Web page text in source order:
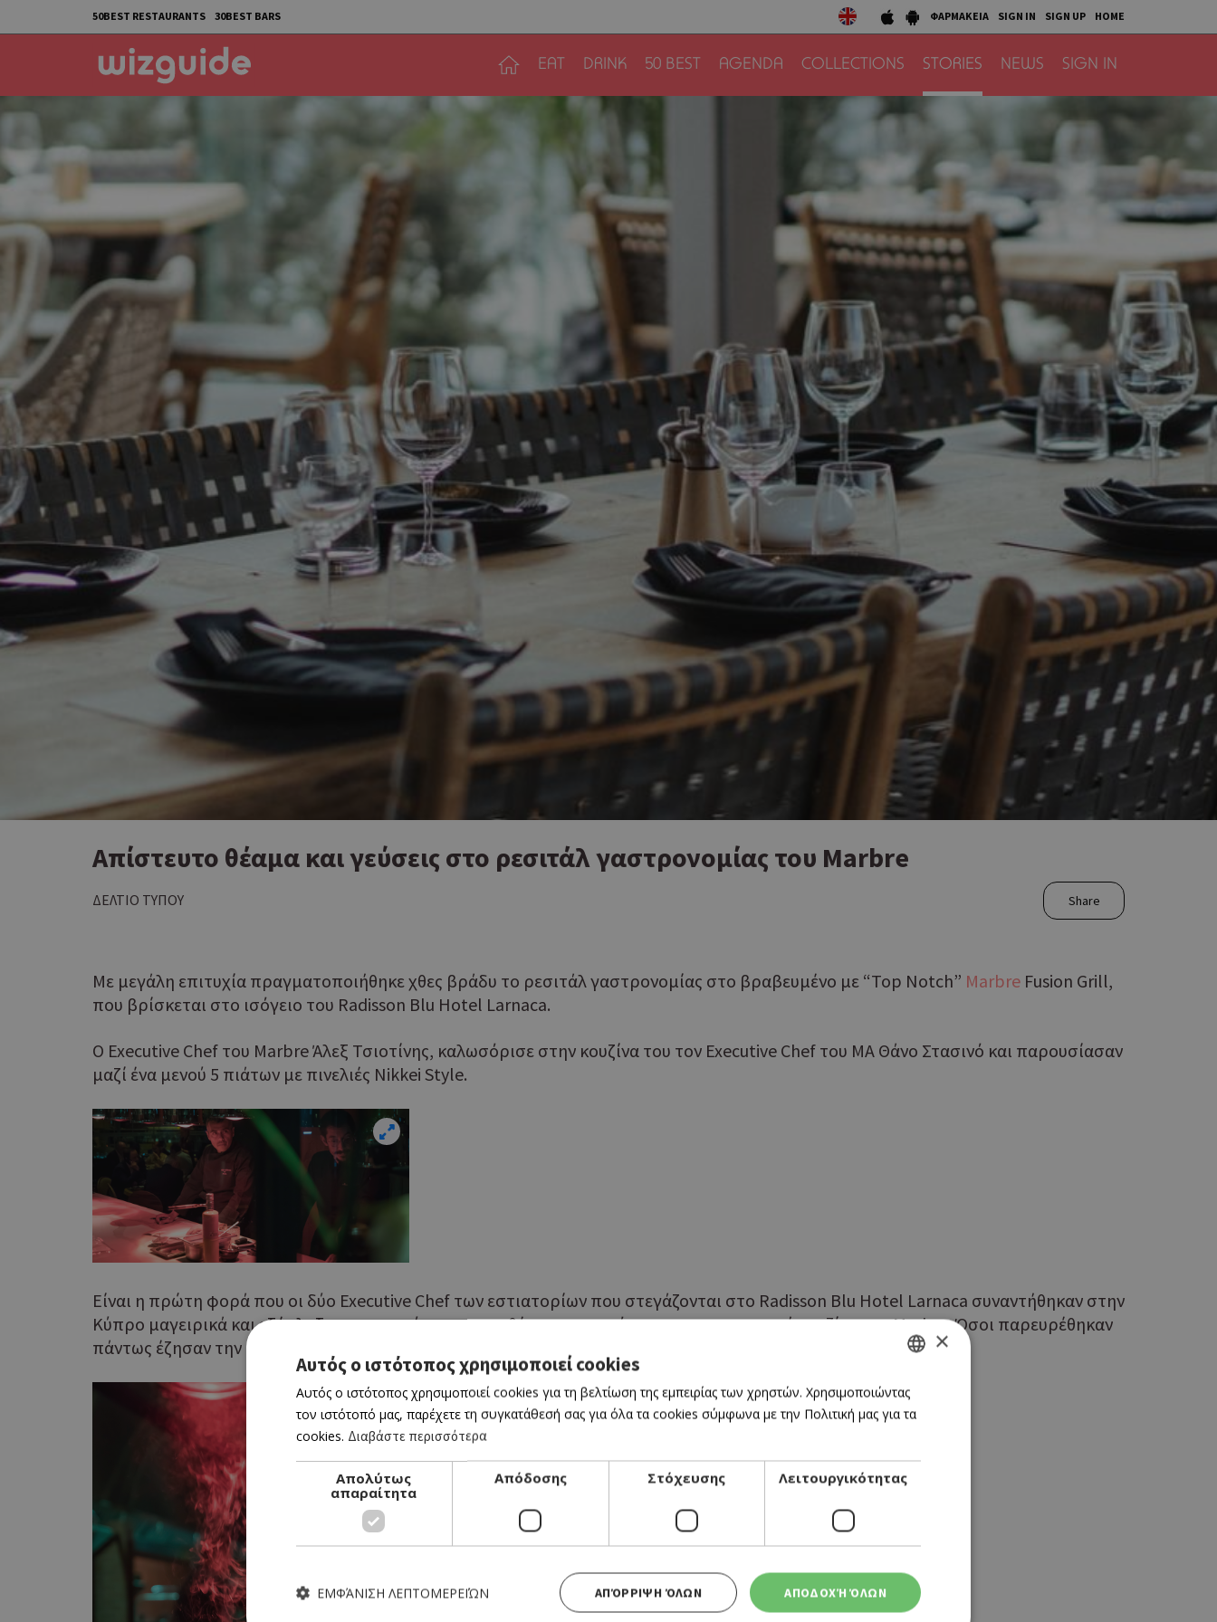
50BEST RESTAURANTS 30BEST BARS ΦΑΡΜΑΚΕΙΑ SIGN IN SIGN UP HOME
EAT DRINK 50 BEST AGENDA COLLECTIONS STORIES NEWS SIGN IN
Απίστευτο θέαμα και γεύσεις στο ρεσιτάλ γαστρονομίας του Μarbre
ΔΕΛΤΙΟ ΤΥΠΟΥ Share
Με μεγάλη επιτυχία πραγματοποιήθηκε χθες βράδυ το ρεσιτάλ γαστρονομίας στο βραβευμένο με “Top Notch” Μarbre Fusion Grill,
που βρίσκεται στο ισόγειο του Radisson Blu Hotel Larnaca.
Ο Executive Chef του Μarbre Άλεξ Τσιοτίνης, καλωσόρισε στην κουζίνα του τον Executive Chef του MA Θάνο Στασινό και παρουσίασαν
μαζί ένα μενού 5 πιάτων με πινελιές Nikkei Style.
Είναι η πρώτη φορά που οι δύο Executive Chef των εστιατορίων που στεγάζονται στο Radisson Blu Hotel Larnaca συναντήθηκαν στην
Κύπρο μαγειρικά και εξέπληξαν με τις γεύσεις και το θέαμα που πρόσφεραν στην ανοιχτή κουζίνα του Μarbre. Όσοι παρευρέθηκαν
πάντως έζησαν την απόλυτη γαστρονομική εμπειρία!
GREEK
ENGLISH
×
Αυτός ο ιστότοπος χρησιμοποιεί cookies
Αυτός ο ιστότοπος χρησιμοποιεί cookies για τη βελτίωση της εμπειρίας των χρηστών. Χρησιμοποιώντας
τον ιστότοπό μας, παρέχετε τη συγκατάθεσή σας για όλα τα cookies σύμφωνα με την Πολιτική μας για τα
cookies. Διαβάστε περισσότερα
Απολύτως
απαραίτητα
Απόδοσης Στόχευσης Λειτουργικότητας
ΑΠΟΔΟΧΉ ΌΛΩΝ
ΑΠΌΡΡΙΨΗ ΌΛΩΝ
ΕΜΦΆΝΙΣΗ ΛΕΠΤΟΜΕΡΕΙΏΝ